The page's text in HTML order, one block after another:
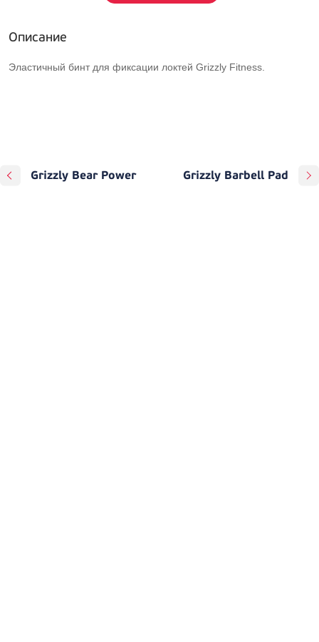
Описание
Эластичный бинт для фиксации локтей Grizzly Fitness.
Grizzly Bear Power Grizzly Barbell Pad